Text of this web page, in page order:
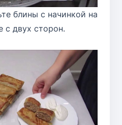
блины с начинкой на
с двух сторон.